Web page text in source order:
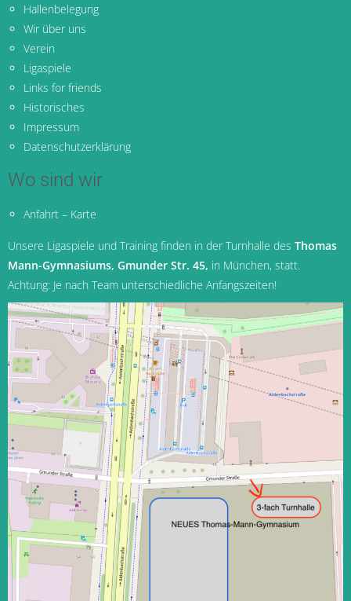
Hallenbelegung
Wir über uns
Verein
Ligaspiele
Links for friends
Historisches
Impressum
Datenschutzerklärung
Wo sind wir
Anfahrt – Karte
Unsere Ligaspiele und Training finden in der Turnhalle des Thomas
Mann-Gymnasiums, Gmunder Str. 45, in München, statt.
Achtung: Je nach Team unterschiedliche Anfangszeiten!